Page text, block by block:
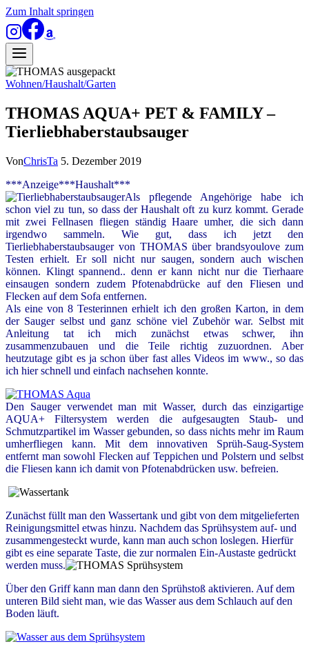
Zum Inhalt springen
Wohnen/Haushalt/Garten
THOMAS AQUA+ PET & FAMILY –
Tierliebhaberstaubsauger
VonChrisTa 5. Dezember 2019
***Anzeige***Haushalt***
Als pflegende Angehörige habe ich
schon viel zu tun, so dass der Haushalt oft zu kurz kommt. Gerade
mit zwei Fellnasen fliegen ständig Haare umher, die sich dann
irgendwo sammeln. Wie gut, dass ich jetzt den
Tierliebhaberstaubsauger von THOMAS über brandsyoulove zum
Testen erhielt. Er soll nicht nur saugen, sondern auch wischen
können. Klingt spannend.. denn er kann nicht nur die Tierhaare
einsaugen sondern zudem Pfotenabdrücke auf den Fliesen und
Flecken auf dem Sofa entfernen.
Als eine von 8 Testerinnen erhielt ich den großen Karton, in dem
der Sauger selbst und ganz schöne viel Zubehör war. Selbst mit
Anleitung tat ich mich zunächst etwas schwer, ihn
zusammenzubauen und die Teile richtig zuzuordnen. Aber
heutzutage gibt es ja schon über fast alles Videos im www., so das
ich hier schnell und einfach nachsehen konnte.
Den Sauger verwendet man mit Wasser, durch das einzigartige
AQUA+ Filtersystem werden die aufgesaugten Staub- und
Schmutzpartikel im Wasser gebunden, so dass nichts mehr im Raum
umherfliegen kann. Mit dem innovativen Sprüh-Saug-System
entfernt man sowohl Flecken auf Teppichen und Polstern und selbst
die Fliesen kann ich damit von Pfotenabdrücken usw. befreien.
Zunächst füllt man den Wassertank und gibt von dem mitgelieferten
Reinigungsmittel etwas hinzu. Nachdem das Sprühsystem auf- und
zusammengesteckt wurde, kann man auch schon loslegen. Hierfür
gibt es eine separate Taste, die zur normalen Ein-Austaste gedrückt
werden muss.
Über den Griff kann man dann den Sprühstoß aktivieren. Auf dem
unteren Bild sieht man, wie das Wasser aus dem Schlauch auf den
Boden läuft.